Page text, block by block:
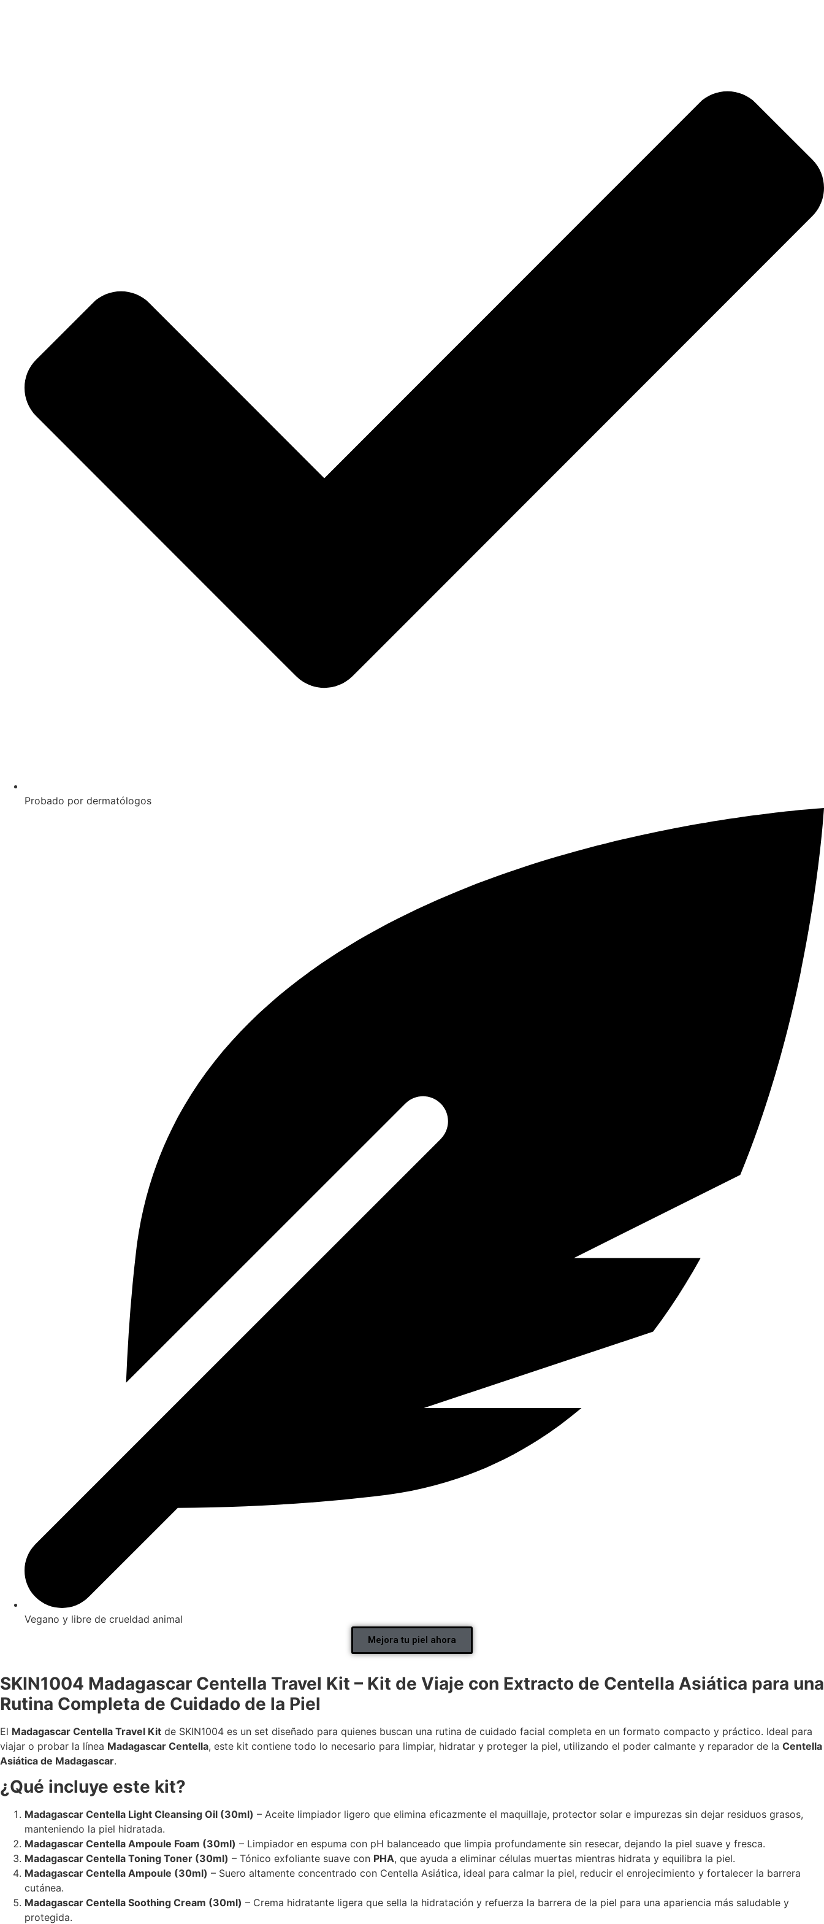
Probado por dermatólogos
Vegano y libre de crueldad animal
Mejora tu piel ahora
SKIN1004 Madagascar Centella Travel Kit – Kit de Viaje con Extracto de Centella Asiática para una
Rutina Completa de Cuidado de la Piel
El Madagascar Centella Travel Kit de SKIN1004 es un set diseñado para quienes buscan una rutina de cuidado facial completa en un formato compacto y práctico. Ideal para
viajar o probar la línea Madagascar Centella, este kit contiene todo lo necesario para limpiar, hidratar y proteger la piel, utilizando el poder calmante y reparador de la Centella
Asiática de Madagascar.
¿Qué incluye este kit?
Madagascar Centella Light Cleansing Oil (30ml) – Aceite limpiador ligero que elimina eficazmente el maquillaje, protector solar e impurezas sin dejar residuos grasos,
manteniendo la piel hidratada.
Madagascar Centella Ampoule Foam (30ml) – Limpiador en espuma con pH balanceado que limpia profundamente sin resecar, dejando la piel suave y fresca.
Madagascar Centella Toning Toner (30ml) – Tónico exfoliante suave con PHA, que ayuda a eliminar células muertas mientras hidrata y equilibra la piel.
Madagascar Centella Ampoule (30ml) – Suero altamente concentrado con Centella Asiática, ideal para calmar la piel, reducir el enrojecimiento y fortalecer la barrera
cutánea.
Madagascar Centella Soothing Cream (30ml) – Crema hidratante ligera que sella la hidratación y refuerza la barrera de la piel para una apariencia más saludable y
protegida.